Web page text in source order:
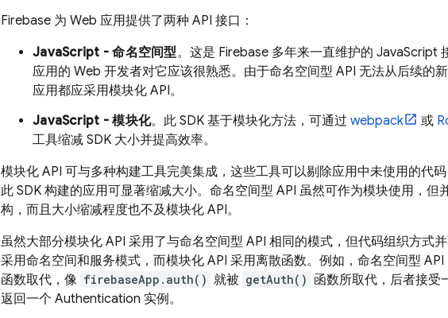
Firebase 为 Web 应用提供了两种 API 接口：
JavaScript - 命名空间型。这是 Firebase 多年来一直维护的 JavaScript
应用的 Web 开发者对它应该很熟悉。由于命名空间型 API 无法从后续的
应用都应采用模块化 API。
JavaScript - 模块化。此 SDK 基于模块化方法，可通过 webpack 或
工具缩减 SDK 大小并提高效率。
模块化 API 可与多种构建工具完美集成，这些工具可以剔除应用中未使用的代
此 SDK 构建的应用可显著缩减大小。命名空间型 API 虽然可作为模块使用，但
构，而且大小缩减程度也不及模块化 API。
虽然大部分模块化 API 采用了与命名空间型 API 相同的模式，但代码组织方式
采用命名空间和服务模式，而模块化 API 采用离散函数。例如，命名空间型
函数取代，像 firebaseApp.auth() 就被 getAuth() 函数所取代，后者接受
返回一个 Authentication 实例。